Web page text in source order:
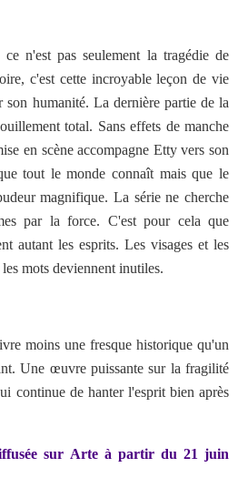
n'est pas seulement la tragédie de
c'est cette incroyable leçon de vie
son humanité. La dernière partie de la
total. Sans effets de manche
en scène accompagne Etty vers son
tout le monde connaît mais que le
magnifique. La série ne cherche
par la force. C'est pour cela que
autant les esprits. Les visages et les
mots deviennent inutiles.
moins une fresque historique qu'un
Une œuvre puissante sur la fragilité
continue de hanter l'esprit bien après
sur Arte à partir du 21 juin